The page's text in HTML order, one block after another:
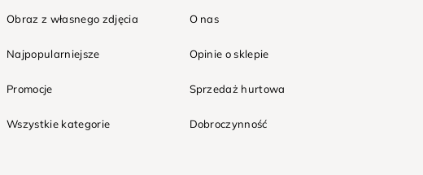
Obraz z własnego zdjęcia
Najpopularniejsze
Promocje
Wszystkie kategorie
O nas
Opinie o sklepie
Sprzedaż hurtowa
Dobroczynność